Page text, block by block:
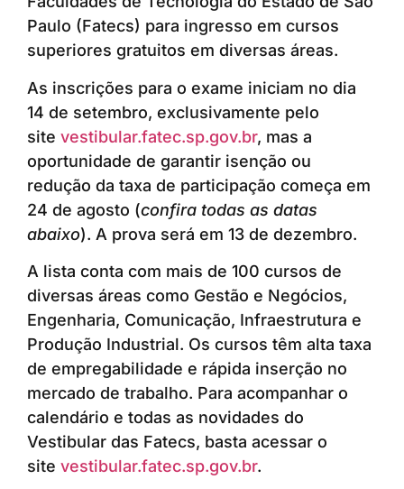
Paulo (Fatecs) para ingresso em cursos
superiores gratuitos em diversas áreas.
As inscrições para o exame iniciam no dia
14 de setembro, exclusivamente pelo
site vestibular.fatec.sp.gov.br, mas a
oportunidade de garantir isenção ou
redução da taxa de participação começa em
24 de agosto (confira todas as datas
abaixo). A prova será em 13 de dezembro.
A lista conta com mais de 100 cursos de
diversas áreas como Gestão e Negócios,
Engenharia, Comunicação, Infraestrutura e
Produção Industrial. Os cursos têm alta taxa
de empregabilidade e rápida inserção no
mercado de trabalho. Para acompanhar o
calendário e todas as novidades do
Vestibular das Fatecs, basta acessar o
site vestibular.fatec.sp.gov.br.